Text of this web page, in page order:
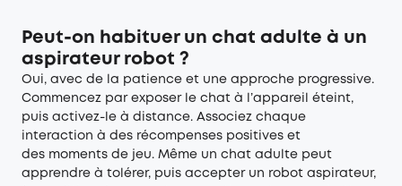
Peut-on habituer un chat adulte à un
aspirateur robot ?
Oui, avec de la patience et une approche progressive.
Commencez par exposer le chat à l’appareil éteint,
puis activez-le à distance. Associez chaque
interaction à des récompenses positives et
des moments de jeu. Même un chat adulte peut
apprendre à tolérer, puis accepter un robot aspirateur,